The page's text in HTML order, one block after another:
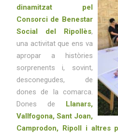
dinamitzat pel
Consorci de Benestar
Social del Ripollès,
una activitat que ens va
apropar a històries
sorprenents i, sovint,
desconegudes, de
dones de la comarca.
Dones de Llanars,
Vallfogona, Sant Joan,
Camprodon, Ripoll i altres